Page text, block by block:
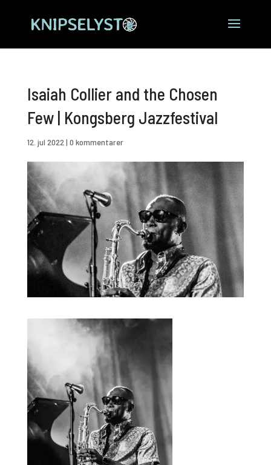
Isaiah Collier and the Chosen
Few | Kongsberg Jazzfestival
12. jul 2022 | 0 kommentarer